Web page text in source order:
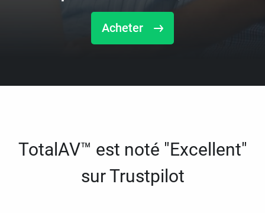
Acheter
TotalAV™ est noté "Excellent"
sur Trustpilot